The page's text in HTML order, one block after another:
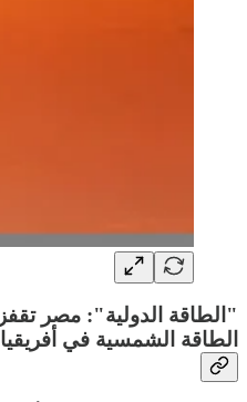
الطاقة الشمسية في أفريقيا